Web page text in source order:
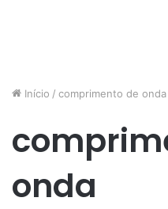
Início / comprimento de onda
onda